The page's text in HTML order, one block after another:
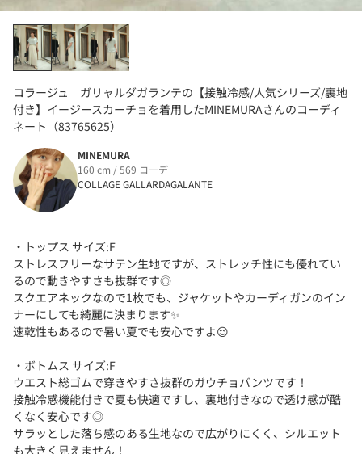
コラージュ ガリャルダガランテの【接触冷感/人気シリーズ/裏地
付き】イージースカーチョを着用したMINEMURAさんのコーディ
ネート（83765625）
MINEMURA
160 cm / 569 コーデ
COLLAGE GALLARDAGALANTE
・トップス サイズ:F
ストレスフリーなサテン生地ですが、ストレッチ性にも優れてい
るので動きやすさも抜群です◎
スクエアネックなので1枚でも、ジャケットやカーディガンのイン
ナーにしても綺麗に決まります✨
速乾性もあるので暑い夏でも安心ですよ😌
・ボトムス サイズ:F
ウエスト総ゴムで穿きやすさ抜群のガウチョパンツです！
接触冷感機能付きで夏も快適ですし、裏地付きなので透け感が酷
くなく安心です️◎
サラッとした落ち感のある生地なので広がりにくく、シルエット
も大きく見えません！